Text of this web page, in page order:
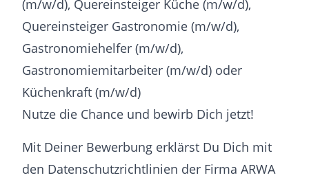
(m/w/d), Quereinsteiger Küche (m/w/d),
Quereinsteiger Gastronomie (m/w/d),
Gastronomiehelfer (m/w/d),
Gastronomiemitarbeiter (m/w/d) oder
Küchenkraft (m/w/d)
Nutze die Chance und bewirb Dich jetzt!
Mit Deiner Bewerbung erklärst Du Dich mit
den Datenschutzrichtlinien der Firma ARWA